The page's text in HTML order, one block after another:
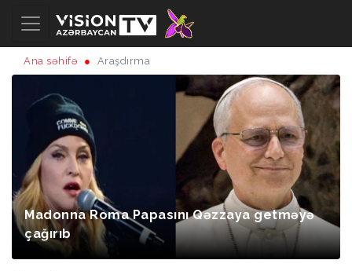
Ana səhifə Araşdırma
Madonna Roma Papasını Qəzzaya getməyə
çağırıb